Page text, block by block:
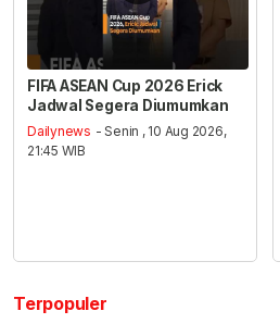
FIFA ASEAN Cup 2026 Erick
Jadwal Segera Diumumkan
Dailynews - Senin , 10 Aug 2026,
21:45 WIB
Terpopuler